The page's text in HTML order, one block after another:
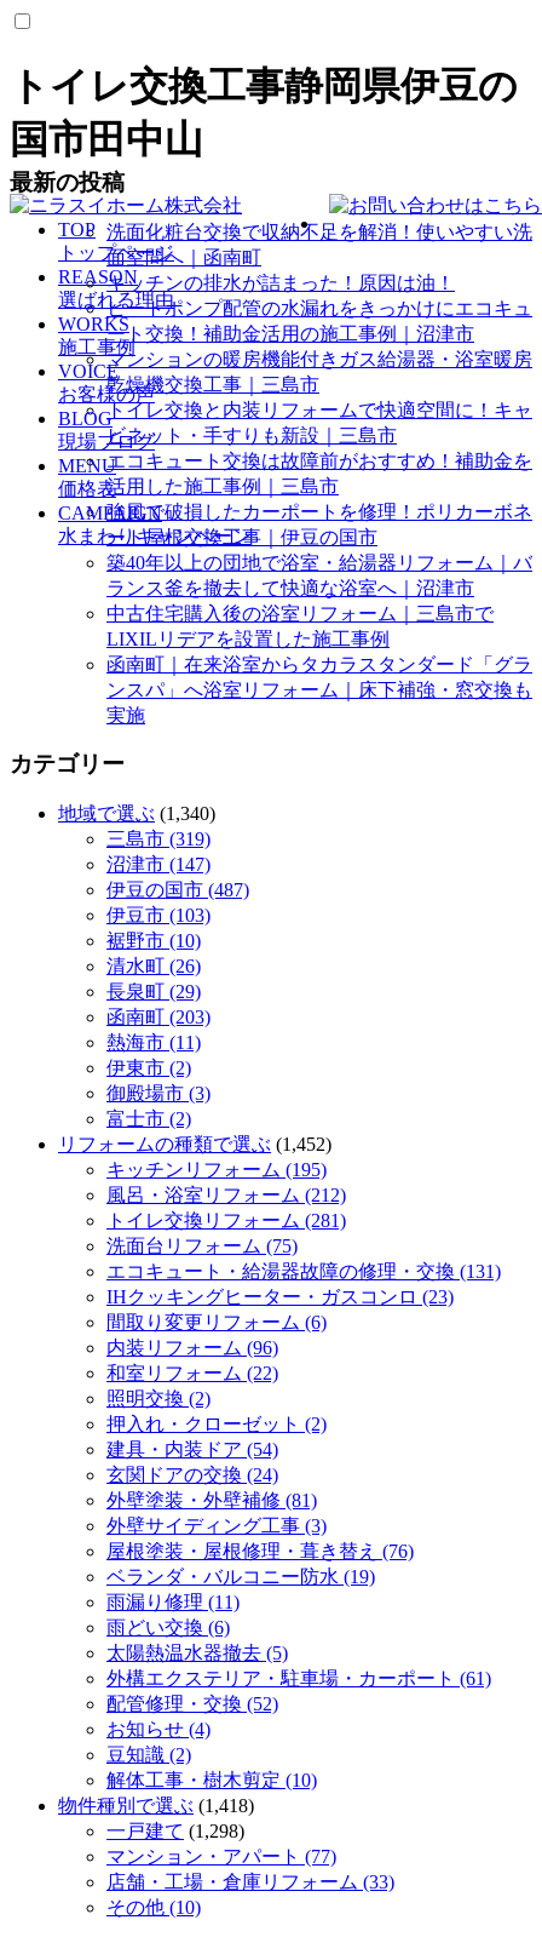
トイレ交換工事静岡県伊豆の
国市田中山
TOP
トップページ
REASON
選ばれる理由
WORKS
施工事例
VOICE
お客様の声
BLOG
現場ブログ
MENU
価格表
CAMPAIGN
水まわりキャンペーン
最新の投稿
洗面化粧台交換で収納不足を解消！使いやすい洗
面空間へ｜函南町
キッチンの排水が詰まった！原因は油！
ヒートポンプ配管の水漏れをきっかけにエコキュ
ート交換！補助金活用の施工事例｜沼津市
マンションの暖房機能付きガス給湯器・浴室暖房
乾燥機交換工事｜三島市
トイレ交換と内装リフォームで快適空間に！キャ
ビネット・手すりも新設｜三島市
エコキュート交換は故障前がおすすめ！補助金を
活用した施工事例｜三島市
強風で破損したカーポートを修理！ポリカーボネ
ート屋根交換工事｜伊豆の国市
築40年以上の団地で浴室・給湯器リフォーム｜バ
ランス釜を撤去して快適な浴室へ｜沼津市
中古住宅購入後の浴室リフォーム｜三島市で
LIXILリデアを設置した施工事例
函南町｜在来浴室からタカラスタンダード「グラ
ンスパ」へ浴室リフォーム｜床下補強・窓交換も
実施
カテゴリー
地域で選ぶ (1,340)
三島市 (319)
沼津市 (147)
伊豆の国市 (487)
伊豆市 (103)
裾野市 (10)
清水町 (26)
長泉町 (29)
函南町 (203)
熱海市 (11)
伊東市 (2)
御殿場市 (3)
富士市 (2)
リフォームの種類で選ぶ (1,452)
キッチンリフォーム (195)
風呂・浴室リフォーム (212)
トイレ交換リフォーム (281)
洗面台リフォーム (75)
エコキュート・給湯器故障の修理・交換 (131)
IHクッキングヒーター・ガスコンロ (23)
間取り変更リフォーム (6)
内装リフォーム (96)
和室リフォーム (22)
照明交換 (2)
押入れ・クローゼット (2)
建具・内装ドア (54)
玄関ドアの交換 (24)
外壁塗装・外壁補修 (81)
外壁サイディング工事 (3)
屋根塗装・屋根修理・葺き替え (76)
ベランダ・バルコニー防水 (19)
雨漏り修理 (11)
雨どい交換 (6)
太陽熱温水器撤去 (5)
外構エクステリア・駐車場・カーポート (61)
配管修理・交換 (52)
お知らせ (4)
豆知識 (2)
解体工事・樹木剪定 (10)
物件種別で選ぶ (1,418)
一戸建て (1,298)
マンション・アパート (77)
店舗・工場・倉庫リフォーム (33)
その他 (10)